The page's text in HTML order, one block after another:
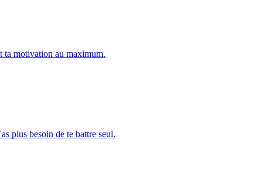
ta motivation au maximum.
plus besoin de te battre seul.